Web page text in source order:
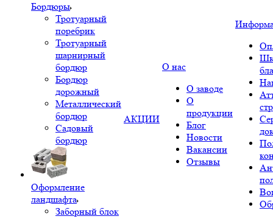
Бордюры
Тротуарный
поребрик
Тротуарный
шарнирный
бордюр
Бордюр
дорожный
Металлический
бордюр
Садовый
бордюр
Оформление
ландшафта
Заборный блок
АКЦИИ
О нас
О заводе
О
продукции
Блог
Новости
Вакансии
Отзывы